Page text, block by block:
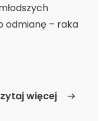
odmianę – raka
więcej
nowotworów